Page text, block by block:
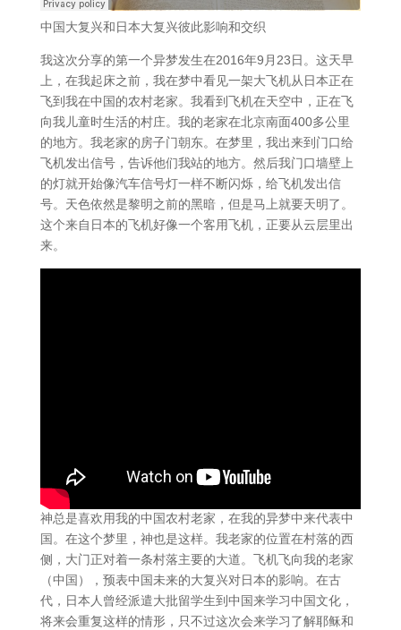
中国大复兴和日本大复兴彼此影响和交织
我这次分享的第一个异梦发生在2016年9月23日。这天早
上，在我起床之前，我在梦中看见一架大飞机从日本正在
飞到我在中国的农村老家。我看到飞机在天空中，正在飞
向我儿童时生活的村庄。我的老家在北京南面400多公里
的地方。我老家的房子门朝东。在梦里，我出来到门口给
飞机发出信号，告诉他们我站的地方。然后我门口墙壁上
的灯就开始像汽车信号灯一样不断闪烁，给飞机发出信
号。天色依然是黎明之前的黑暗，但是马上就要天明了。
这个来自日本的飞机好像一个客用飞机，正要从云层里出
来。
神总是喜欢用我的中国农村老家，在我的异梦中来代表中
国。在这个梦里，神也是这样。我老家的位置在村落的西
侧，大门正对着一条村落主要的大道。飞机飞向我的老家
（中国），预表中国未来的大复兴对日本的影响。在古
代，日本人曾经派遣大批留学生到中国来学习中国文化，
将来会重复这样的情形，只不过这次会来学习了解耶稣和